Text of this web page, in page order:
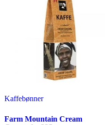
Kaffebønner
Farm Mountain Cream